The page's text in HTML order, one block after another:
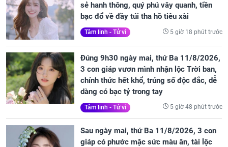
sẻ hanh thông, quý phú vây quanh, tiền
bạc đổ về đầy túi tha hồ tiêu xài
Tâm linh - Tử vi 5 giờ 18 phút trước
Đúng 9h30 ngày mai, thứ Ba 11/8/2026,
3 con giáp vươn mình nhận lộc Trời ban,
chính thức hết khổ, trúng số độc đắc, dễ
dàng có bạc tỷ trong tay
Tâm linh - Tử vi 5 giờ 48 phút trước
Sau ngày mai, thứ Ba 11/8/2026, 3 con
giáp có phước mặc sức màu ăn, tài lộc